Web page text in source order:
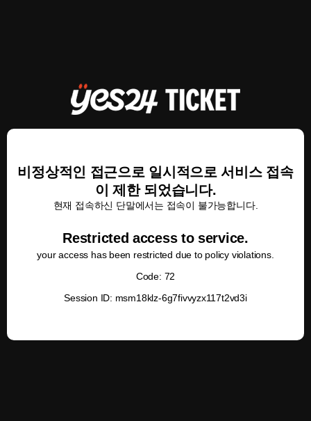
비정상적인 접근으로 일시적으로 서비스 접속
이 제한 되었습니다.
현재 접속하신 단말에서는 접속이 불가능합니다.
Restricted access to service.
your access has been restricted due to policy violations.
Code: 72
Session ID: msm18klz-6g7fivvyzx117t2vd3i